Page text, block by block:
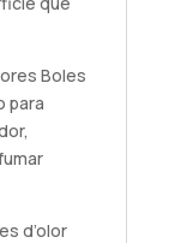
Boles
para
d’olor